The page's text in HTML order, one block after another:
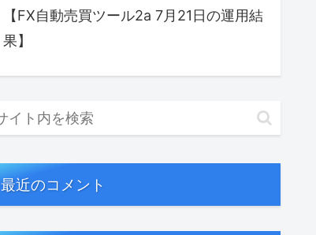
【FX自動売買ツール2a 7月21日の運用結
果】
最近のコメント